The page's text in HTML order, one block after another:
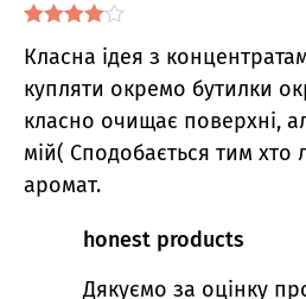
в4з 5
Класна ідея з
купляти окремо бутилки
класно очищає поверхні,
мій( Сподобається тим
аромат.
honest products
Дякуємо за оцінку